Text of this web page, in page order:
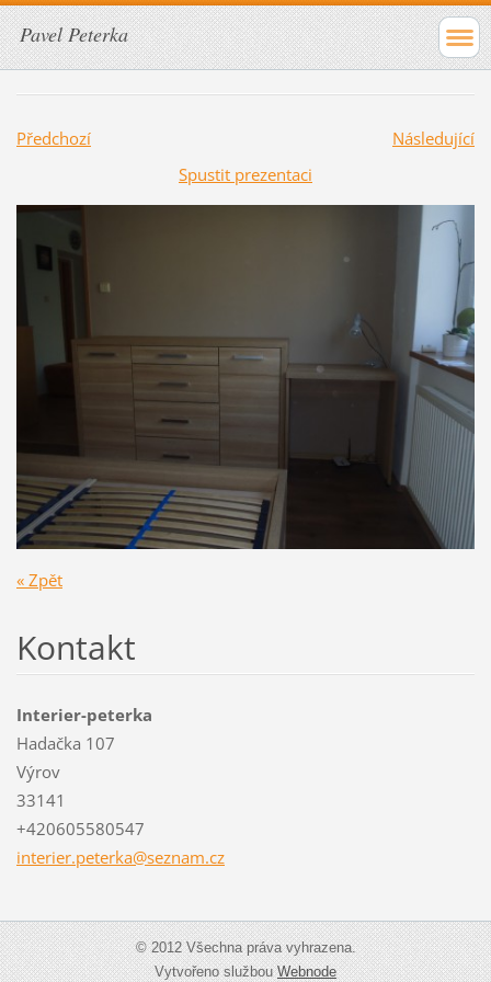
Pavel Peterka
Předchozí
Následující
Spustit prezentaci
« Zpět
Kontakt
Interier-peterka
Hadačka 107
Výrov
33141
+420605580547
interier.peterka@seznam.cz
© 2012 Všechna práva vyhrazena.
Vytvořeno službouWebnode